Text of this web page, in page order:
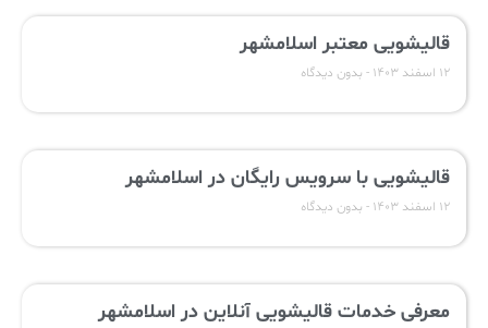
قالیشویی معتبر اسلامشهر
۱۲ اسفند ۱۴۰۳ بدون دیدگاه
قالیشویی با سرویس رایگان در اسلامشهر
۱۲ اسفند ۱۴۰۳ بدون دیدگاه
معرفی خدمات قالیشویی آنلاین در اسلامشهر